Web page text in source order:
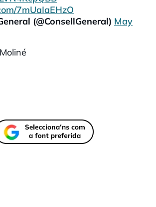
7mUaIaEHzO
(@ConsellGeneral) May
Moliné